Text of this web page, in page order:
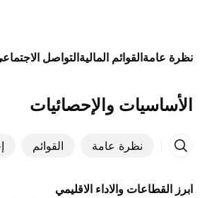
نظرة عامةالقوائم الماليةالتواصل
الأساسيات والإحصائيات
نظرة عامة القوائم
ابرز القطاعات والاداء الاقليمي